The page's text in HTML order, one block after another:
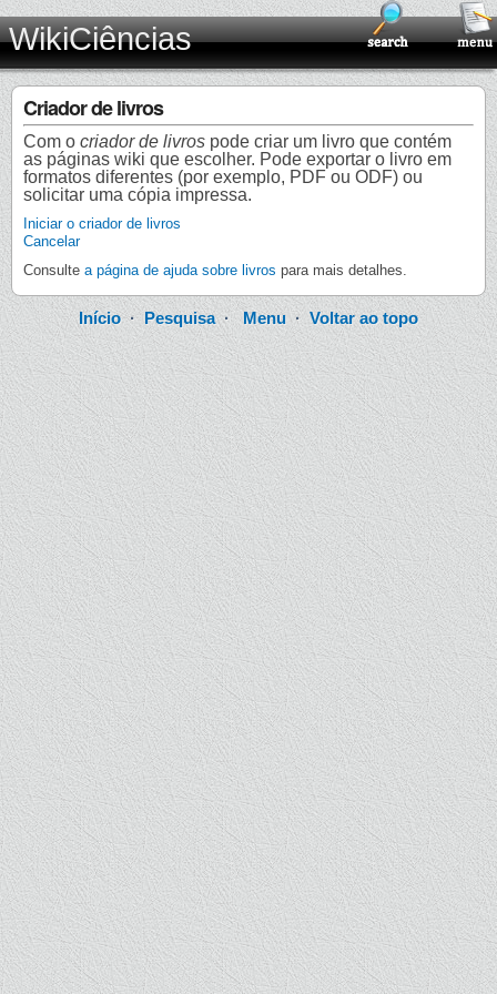
WikiCiências
Criador de livros
Com o criador de livros pode criar um livro que contém
as páginas wiki que escolher. Pode exportar o livro em
formatos diferentes (por exemplo, PDF ou ODF) ou
solicitar uma cópia impressa.
Iniciar o criador de livros
Cancelar
Consulte a página de ajuda sobre livros para mais detalhes.
Início· Pesquisa·Menu · Voltar ao topo